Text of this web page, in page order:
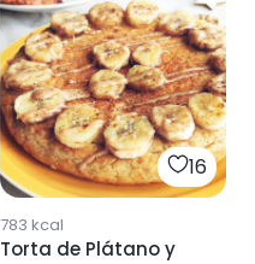
16
783 kcal
Torta de Plátano y